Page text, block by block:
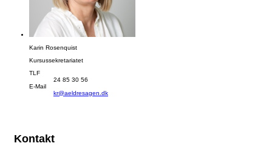
Karin Rosenquist
Kursussekretariatet
TLF
24 85 30 56
E-Mail
kr@aeldresagen.dk
Kontakt